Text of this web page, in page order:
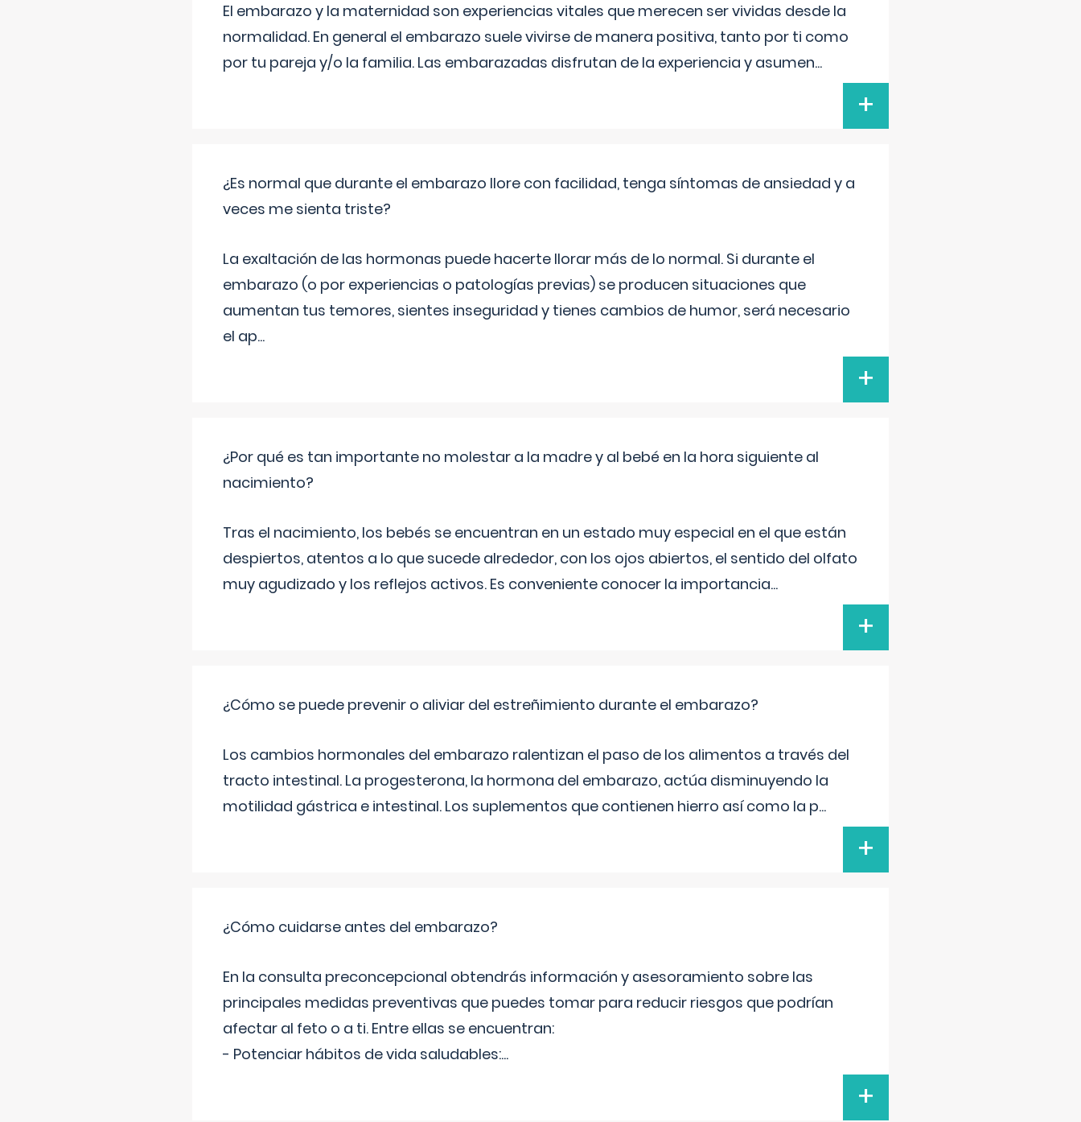
El embarazo y la maternidad son experiencias vitales que merecen ser vividas desde la
normalidad. En general el embarazo suele vivirse de manera positiva, tanto por ti como
por tu pareja y/o la familia. Las embarazadas disfrutan de la experiencia y asumen...
+
¿Es normal que durante el embarazo llore con facilidad, tenga síntomas de ansiedad y a
veces me sienta triste?
La exaltación de las hormonas puede hacerte llorar más de lo normal. Si durante el
embarazo (o por experiencias o patologías previas) se producen situaciones que
aumentan tus temores, sientes inseguridad y tienes cambios de humor, será necesario
el ap...
+
¿Por qué es tan importante no molestar a la madre y al bebé en la hora siguiente al
nacimiento?
Tras el nacimiento, los bebés se encuentran en un estado muy especial en el que están
despiertos, atentos a lo que sucede alrededor, con los ojos abiertos, el sentido del olfato
muy agudizado y los reflejos activos. Es conveniente conocer la importancia...
+
¿Cómo se puede prevenir o aliviar del estreñimiento durante el embarazo?
Los cambios hormonales del embarazo ralentizan el paso de los alimentos a través del
tracto intestinal. La progesterona, la hormona del embarazo, actúa disminuyendo la
motilidad gástrica e intestinal. Los suplementos que contienen hierro así como la p...
+
¿Cómo cuidarse antes del embarazo?
En la consulta preconcepcional obtendrás información y asesoramiento sobre las
principales medidas preventivas que puedes tomar para reducir riesgos que podrían
afectar al feto o a ti. Entre ellas se encuentran:
- Potenciar hábitos de vida saludables:...
+